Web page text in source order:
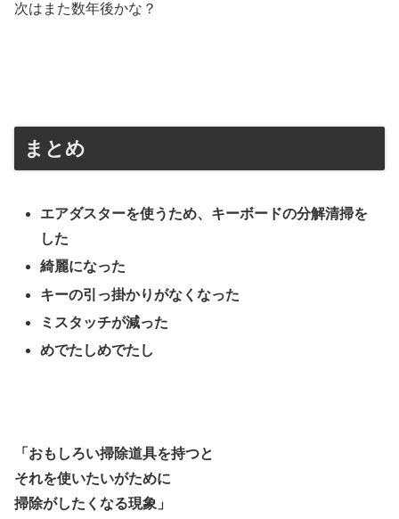
次はまた数年後かな？
まとめ
エアダスターを使うため、キーボードの分解清掃を
した
綺麗になった
キーの引っ掛かりがなくなった
ミスタッチが減った
めでたしめでたし
「おもしろい掃除道具を持つと
それを使いたいがために
掃除がしたくなる現象」